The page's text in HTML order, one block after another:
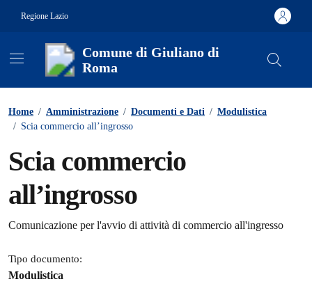
Regione Lazio
Comune di Giuliano di
Roma
Home / Amministrazione / Documenti e Dati / Modulistica
/ Scia commercio all’ingrosso
Scia commercio
all’ingrosso
Dettagli del documento
Comunicazione per l'avvio di attività di commercio all'ingresso
Tipo documento:
Modulistica